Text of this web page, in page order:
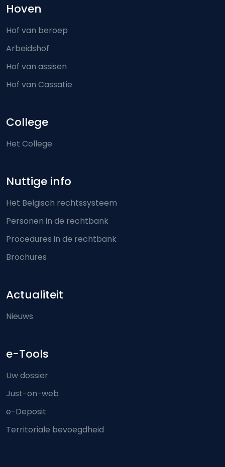
Hoven
Hof van beroep
Arbeidshof
Hof van assisen
Hof van Cassatie
College
Het College
Nuttige info
Het Belgisch rechtssysteem
Personen in de rechtbank
Procedures in de rechtbank
Brochures
Actualiteit
Nieuws
e-Tools
Uw dossier
Just-on-web
e-Deposit
Territoriale bevoegdheid